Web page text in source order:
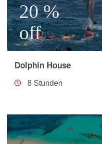
20 %
off
Dolphin House
8 Stunden